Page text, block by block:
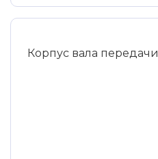
Корпус вала передачи